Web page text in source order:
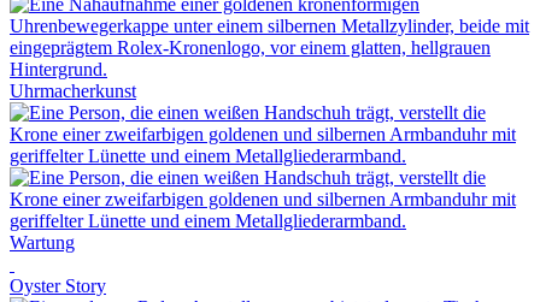
Uhrmacherkunst
Wartung
Oyster Story